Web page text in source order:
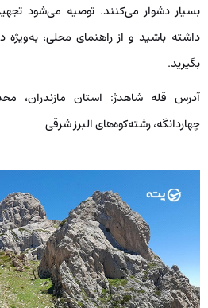
بسیار دشوار می‌کنند. توصیه می‌شود
داشته باشید و از راهنمای محلی،
بگیرید.
آدرس قله شاهدژ: استان مازندران،
چهاردانگه، رشته‌کوه‌های البرز شرقی